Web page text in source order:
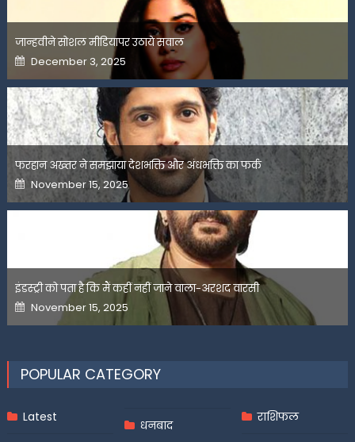
जान्हवीने सोशल मीडियापर उठाये सवाल
Posted
on
December 3, 2025
फरहान अख्तर ने समझाया देशभक्ति और अंधभक्ति का फर्क
Posted
on
November 15, 2025
इंडस्ट्री को पता है कि मैं कहीं नहीं जाने वाला-अरशद वारसी
Posted
on
November 15, 2025
POPULAR CATEGORY
Latest
धनबाद
राशिफल